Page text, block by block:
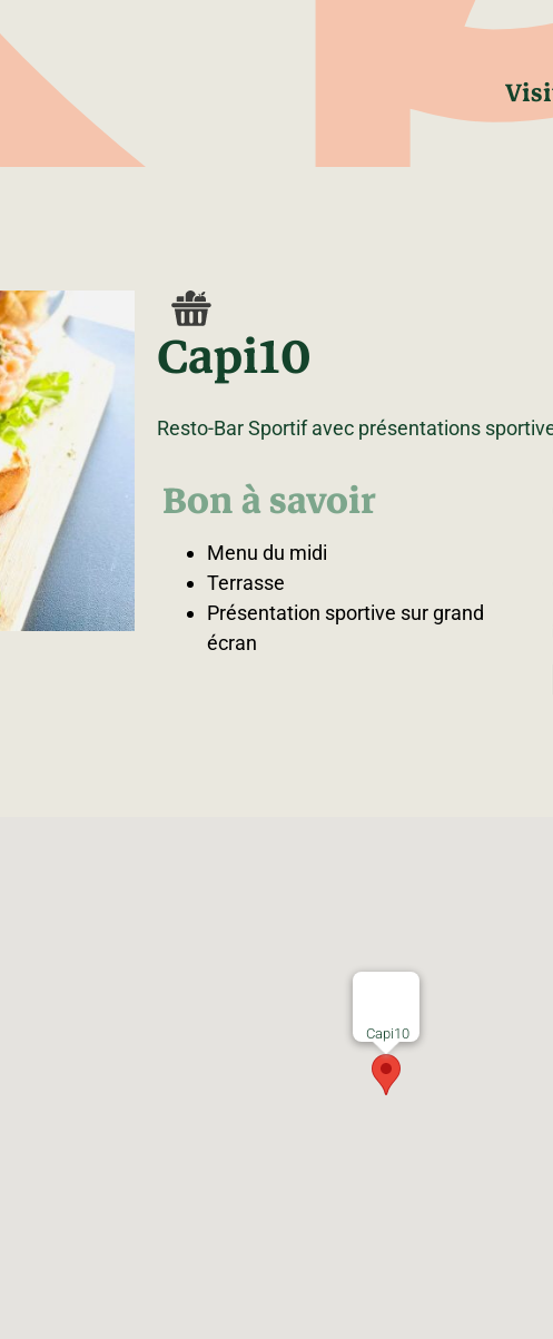
Capi10
Resto-Bar Sportif avec présentations
Bon à savoir
Menu du midi
Terrasse
Présentation sportive sur grand
écran
Capi10